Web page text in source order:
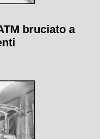
bruciato a